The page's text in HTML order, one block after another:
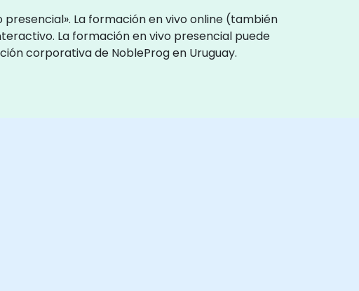
La formación en vivo online (también
La formación en vivo presencial puede
corporativa de NobleProg en Uruguay.